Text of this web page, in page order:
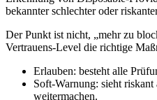
bekannter schlechter oder
Der Punkt ist nicht, „mehr zu
Vertrauens‑Level die richtige
Erlauben: besteht alle
Soft‑Warnung: sieht
weitermachen.